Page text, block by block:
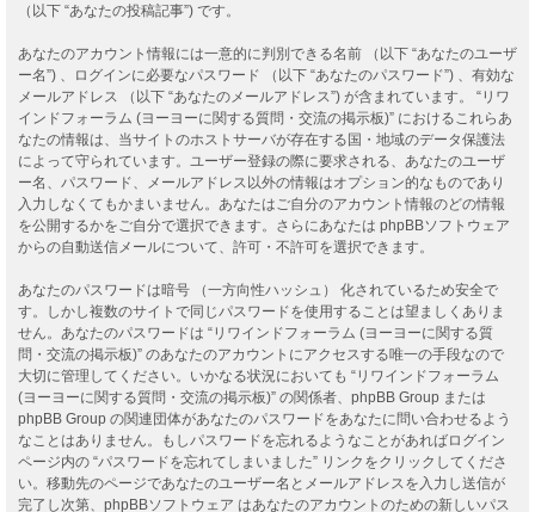
（以下 “あなたの投稿記事”) です。
あなたのアカウント情報には一意的に判別できる名前 （以下 “あなたのユーザ
ー名”) 、ログインに必要なパスワード （以下 “あなたのパスワード”) 、有効な
メールアドレス （以下 “あなたのメールアドレス”) が含まれています。 “リワ
インドフォーラム (ヨーヨーに関する質問・交流の掲示板)” におけるこれらあ
なたの情報は、当サイトのホストサーバが存在する国・地域のデータ保護法
によって守られています。ユーザー登録の際に要求される、あなたのユーザ
ー名、パスワード、メールアドレス以外の情報はオプション的なものであり
入力しなくてもかまいません。あなたはご自分のアカウント情報のどの情報
を公開するかをご自分で選択できます。さらにあなたは phpBBソフトウェア
からの自動送信メールについて、許可・不許可を選択できます。
あなたのパスワードは暗号 （一方向性ハッシュ） 化されているため安全で
す。しかし複数のサイトで同じパスワードを使用することは望ましくありま
せん。あなたのパスワードは “リワインドフォーラム (ヨーヨーに関する質
問・交流の掲示板)” のあなたのアカウントにアクセスする唯一の手段なので
大切に管理してください。いかなる状況においても “リワインドフォーラム
(ヨーヨーに関する質問・交流の掲示板)” の関係者、phpBB Group または
phpBB Group の関連団体があなたのパスワードをあなたに問い合わせるよう
なことはありません。もしパスワードを忘れるようなことがあればログイン
ページ内の “パスワードを忘れてしまいました” リンクをクリックしてくださ
い。移動先のページであなたのユーザー名とメールアドレスを入力し送信が
完了し次第、phpBBソフトウェア はあなたのアカウントのための新しいパス